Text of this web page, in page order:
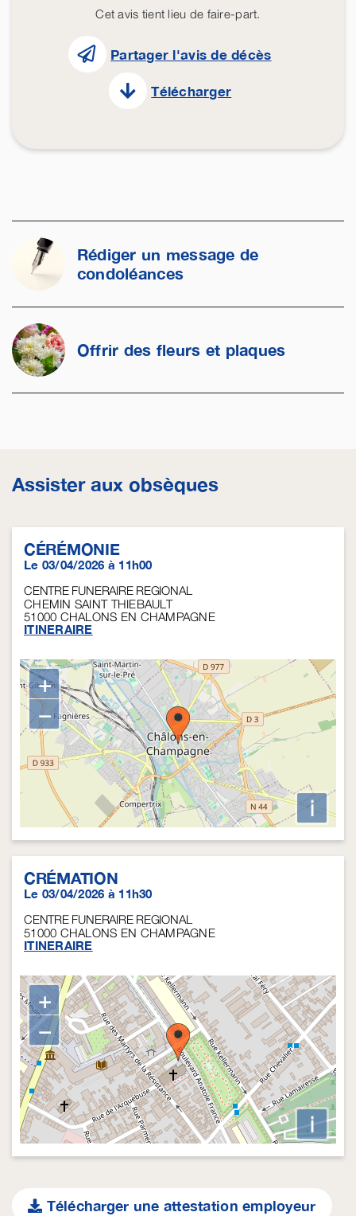
Cet avis tient lieu de faire-part.
Partager l'avis de décès
Télécharger
Rédiger un message de
condoléances
Offrir des fleurs et plaques
Assister aux obsèques
CÉRÉMONIE
Le 03/04/2026 à 11h00
CENTRE FUNERAIRE REGIONAL
CHEMIN SAINT THIEBAULT
51000 CHALONS EN CHAMPAGNE
ITINERAIRE
+
−
i
CRÉMATION
Le 03/04/2026 à 11h30
CENTRE FUNERAIRE REGIONAL
51000 CHALONS EN CHAMPAGNE
ITINERAIRE
+
−
i
Télécharger une attestation employeur